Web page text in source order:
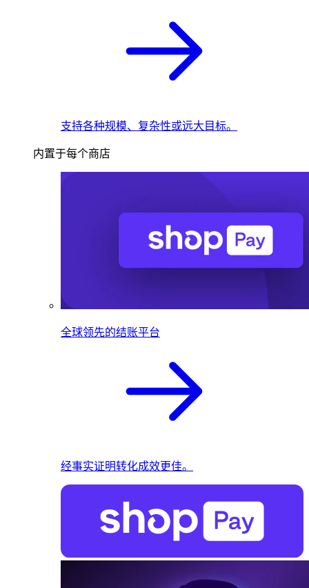
支持各种规模、复杂性或远大目标。
内置于每个商店
全球领先的结账平台
经事实证明转化成效更佳。